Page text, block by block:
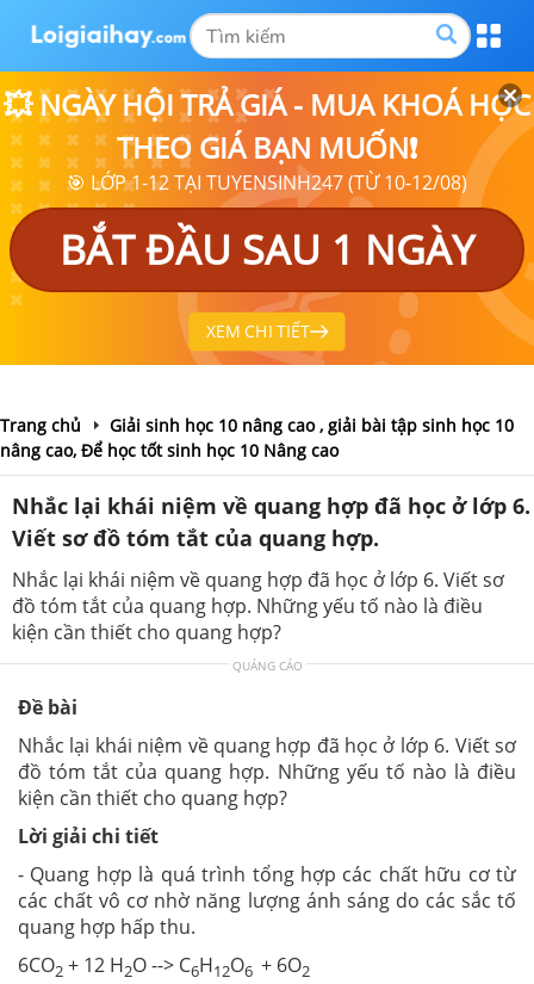
💥 NGÀY HỘI TRẢ GIÁ - MUA KHOÁ HỌC
THEO GIÁ BẠN MUỐN❗
🎯 LỚP 1-12 TẠI TUYENSINH247 (TỪ 10-12/08)
BẮT ĐẦU SAU 1 NGÀY
XEM CHI TIẾT
Trang chủ
Giải sinh học 10 nâng cao , giải bài tập sinh học 10
nâng cao, Để học tốt sinh học 10 Nâng cao
Nhắc lại khái niệm về quang hợp đã học ở lớp 6.
Viết sơ đồ tóm tắt của quang hợp.
Nhắc lại khái niệm về quang hợp đã học ở lớp 6. Viết sơ
đồ tóm tắt của quang hợp. Những yếu tố nào là điều
kiện cần thiết cho quang hợp?
QUẢNG CÁO
Đề bài
Nhắc lại khái niệm về quang hợp đã học ở lớp 6. Viết sơ
đồ tóm tắt của quang hợp. Những yếu tố nào là điều
kiện cần thiết cho quang hợp?
Lời giải chi tiết
- Quang hợp là quá trình tổng hợp các chất hữu cơ từ
các chất vô cơ nhờ năng lượng ánh sáng do các sắc tố
quang hợp hấp thu.
6CO2 + 12 H2O --> C6H12O6 + 6O2